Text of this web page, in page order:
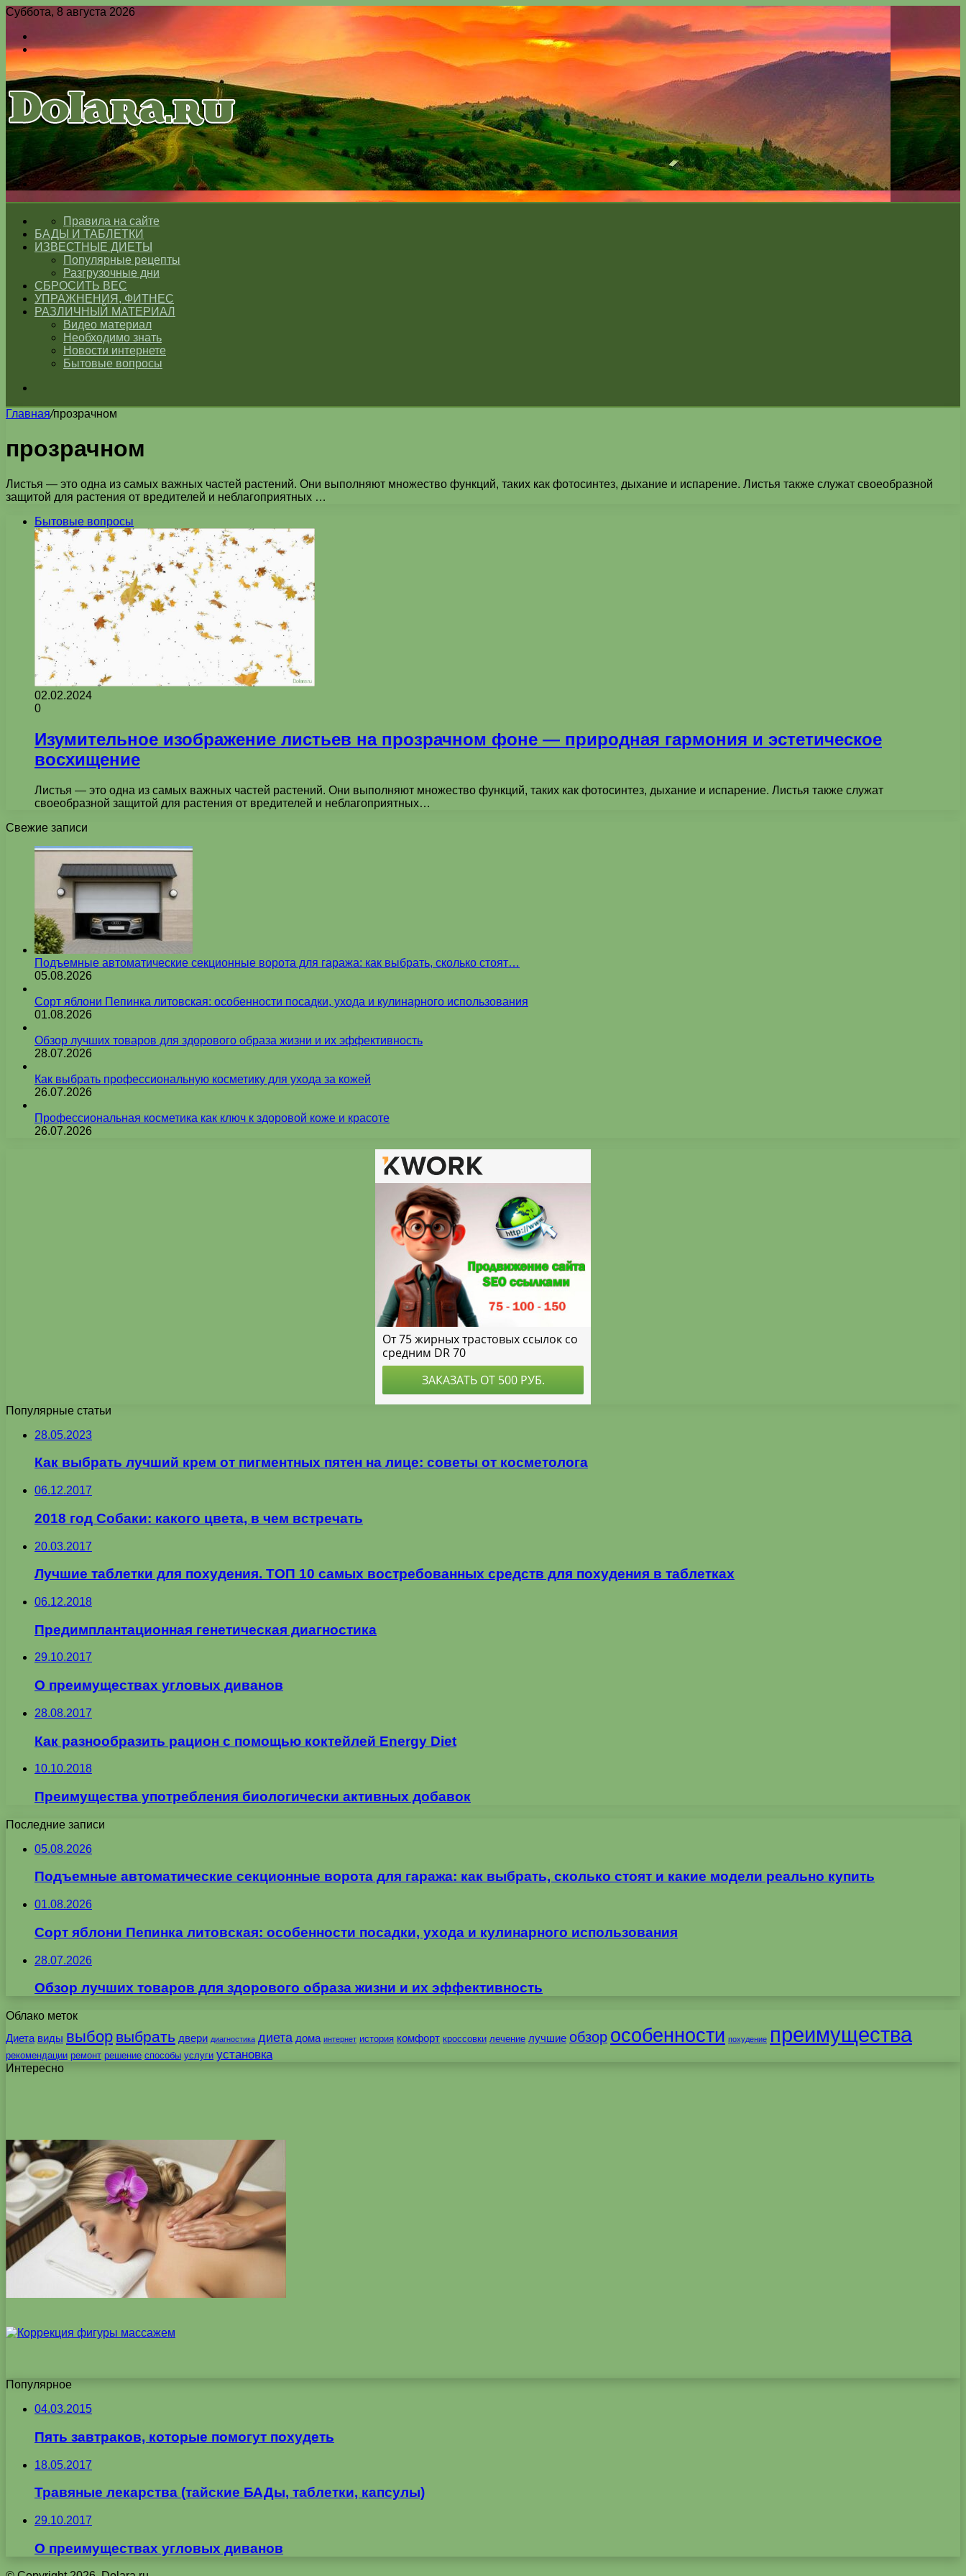
Суббота, 8 августа 2026
Switch
skin
Меню
Switch
ГЛАВНАЯПравила на сайте
БАДЫ И ТАБЛЕТКИ
ИЗВЕСТНЫЕ ДИЕТЫ
Популярные рецепты
Разгрузочные дни
СБРОСИТЬ ВЕС
УПРАЖНЕНИЯ, ФИТНЕС
РАЗЛИЧНЫЙ МАТЕРИАЛ
Видео материал
Необходимо знать
Новости интернете
Бытовые вопросы
Главная/прозрачном
прозрачном
Листья — это одна из самых важных частей растений. Они выполняют множество функций, таких как фотосинтез, дыхание и испарение. Листья также служат своеобразной
защитой для растения от вредителей и неблагоприятных …
Бытовые вопросы
02.02.2024
0
Изумительное изображение листьев на прозрачном фоне — природная гармония и эстетическое
восхищение
Листья — это одна из самых важных частей растений. Они выполняют множество функций, таких как фотосинтез, дыхание и испарение. Листья также служат
своеобразной защитой для растения от вредителей и неблагоприятных…
Свежие записи
Подъемные автоматические секционные ворота для гаража: как выбрать, сколько стоят…
05.08.2026
Сорт яблони Пепинка литовская: особенности посадки, ухода и кулинарного использования
01.08.2026
Обзор лучших товаров для здорового образа жизни и их эффективность
28.07.2026
Как выбрать профессиональную косметику для ухода за кожей
26.07.2026
Профессиональная косметика как ключ к здоровой коже и красоте
26.07.2026
Популярные статьи
28.05.2023
Как выбрать лучший крем от пигментных пятен на лице: советы от косметолога
06.12.2017
2018 год Собаки: какого цвета, в чем встречать
20.03.2017
Лучшие таблетки для похудения. ТОП 10 самых востребованных средств для похудения в таблетках
06.12.2018
Предимплантационная генетическая диагностика
29.10.2017
О преимуществах угловых диванов
28.08.2017
Как разнообразить рацион с помощью коктейлей Energy Diet
10.10.2018
Преимущества употребления биологически активных добавок
Последние записи
05.08.2026
Подъемные автоматические секционные ворота для гаража: как выбрать, сколько стоят и какие модели реально купить
01.08.2026
Сорт яблони Пепинка литовская: особенности посадки, ухода и кулинарного использования
28.07.2026
Обзор лучших товаров для здорового образа жизни и их эффективность
Облако меток
Диета виды выбор выбрать двери диагностика диета дома интернет история комфорт кроссовки лечение лучшие обзор особенности похудение преимущества
рекомендации ремонт решение способы услуги установка
Интересно
Популярное
04.03.2015
Пять завтраков, которые помогут похудеть
18.05.2017
Травяные лекарства (тайские БАДы, таблетки, капсулы)
29.10.2017
О преимуществах угловых диванов